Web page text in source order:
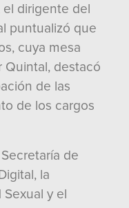
el dirigente del
puntualizó que
cuya mesa
Quintal, destacó
de las
de los cargos
de
la
y el